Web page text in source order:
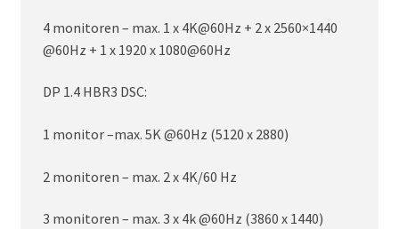
4 monitoren – max. 1 x 4K@60Hz + 2 x 2560×1440
@60Hz + 1 x 1920 x 1080@60Hz
DP 1.4 HBR3 DSC:
1 monitor –max. 5K @60Hz (5120 x 2880)
2 monitoren – max. 2 x 4K/60 Hz
3 monitoren – max. 3 x 4k @60Hz (3860 x 1440)